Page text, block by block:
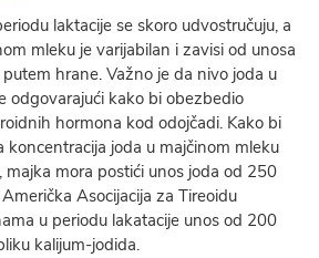
laktacije se skoro udvostručuju, a
mleku je varijabilan i zavisi od unosa
hrane. Važno je da nivo joda u
odgovarajući kako bi obezbedio
hormona kod odojčadi. Kako bi
koncentracija joda u majčinom mleku
mora postići unos joda od 250
Asocijacija za Tireoidu
u periodu lakatacije unos od 200
kalijum-jodida.